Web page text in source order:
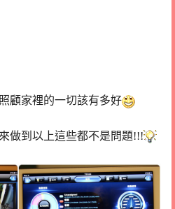
照顧家裡的一切該有多好
做到以上這些都不是問題!!!